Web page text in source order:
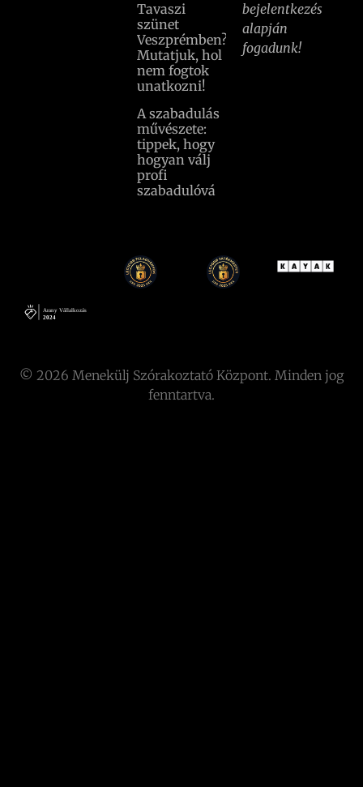
Tavaszi
szünet
Veszprémben?
Mutatjuk, hol
nem fogtok
unatkozni!
A szabadulás
művészete:
tippek, hogy
hogyan válj
profi
szabadulóvá
bejelentkezés
alapján
fogadunk!
© 2026 Menekülj Szórakoztató Központ. Minden jog
fenntartva.